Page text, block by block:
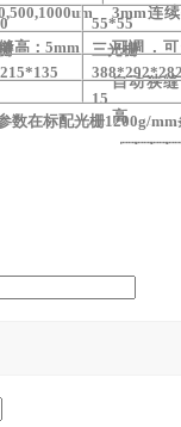
高： 5mm
3mm连
可调，
自动狭缝
高
55*55
三光栅
388*292*282
15
参数在标配光栅1200g/mm